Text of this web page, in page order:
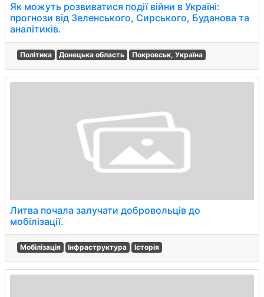
Як можуть розвиватися події війни в Україні:
прогнози від Зеленського, Сирського, Буданова та
аналітиків.
Політика Донецька область Покровськ, Україна
Литва почала залучати добровольців до
мобілізації.
Мобілізація Інфраструктура Історія